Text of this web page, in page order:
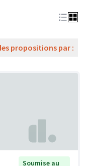
propositions par :
Soumise au